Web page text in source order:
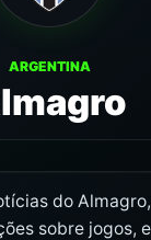
ARGENTINA
do
sobre jogos,